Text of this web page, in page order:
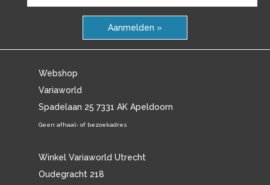
Aanmelden »
Webshop
Variaworld
Spadelaan 25 7331 AK Apeldoorn
Geen afhaal- of bezoekadres
Winkel Variaworld Utrecht
Oudegracht 218